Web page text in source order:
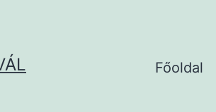
Főoldal